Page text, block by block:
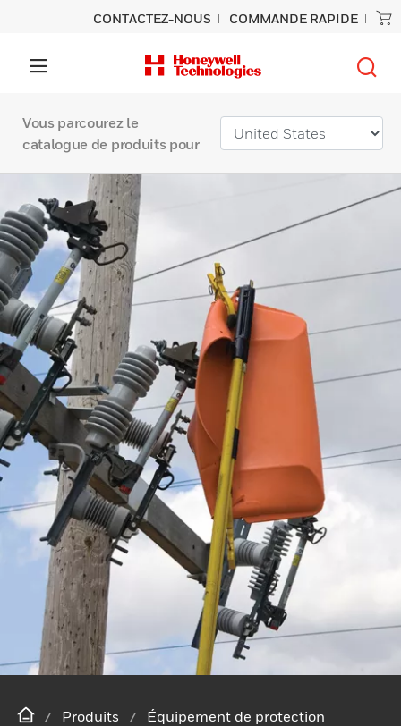
CONTACTEZ-NOUS COMMANDE RAPIDE
Vous parcourez le
catalogue de produits pour
Produits
Équipement de protection